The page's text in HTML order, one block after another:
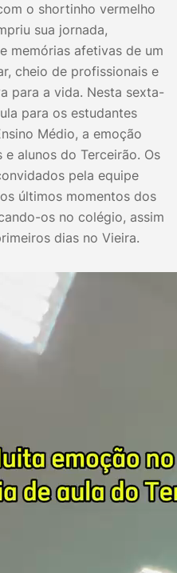
o shortinho vermelho
sua jornada,
memórias afetivas de um
cheio de profissionais e
para a vida. Nesta sexta-
para os estudantes
Médio, a emoção
alunos do Terceirão. Os
pela equipe
últimos momentos dos
os no colégio, assim
dias no Vieira.